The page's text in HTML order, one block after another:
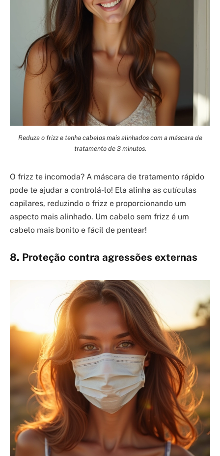
Reduza o frizz e tenha cabelos mais alinhados com a máscara de
tratamento de 3 minutos.
O frizz te incomoda? A máscara de tratamento rápido
pode te ajudar a controlá-lo! Ela alinha as cutículas
capilares, reduzindo o frizz e proporcionando um
aspecto mais alinhado. Um cabelo sem frizz é um
cabelo mais bonito e fácil de pentear!
8. Proteção contra agressões externas